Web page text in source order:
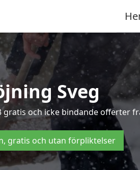
Sveg
och icke bindande offerter
gratis och utan förpliktelser